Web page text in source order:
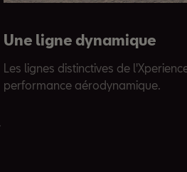
Une ligne dynamique
Les lignes distinctives de
performance aérodynamique.